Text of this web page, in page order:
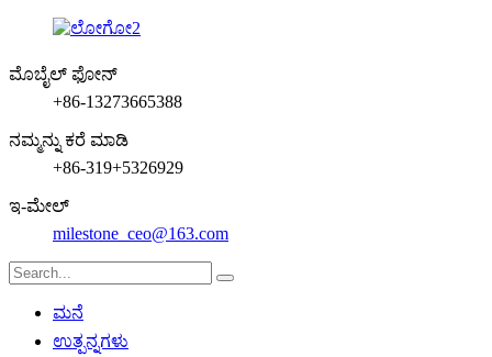
ಮೊಬೈಲ್ ಫೋನ್
+86-13273665388
ನಮ್ಮನ್ನು ಕರೆ ಮಾಡಿ
+86-319+5326929
ಇ-ಮೇಲ್
milestone_ceo@163.com
ಮನೆ
ಉತ್ಪನ್ನಗಳು